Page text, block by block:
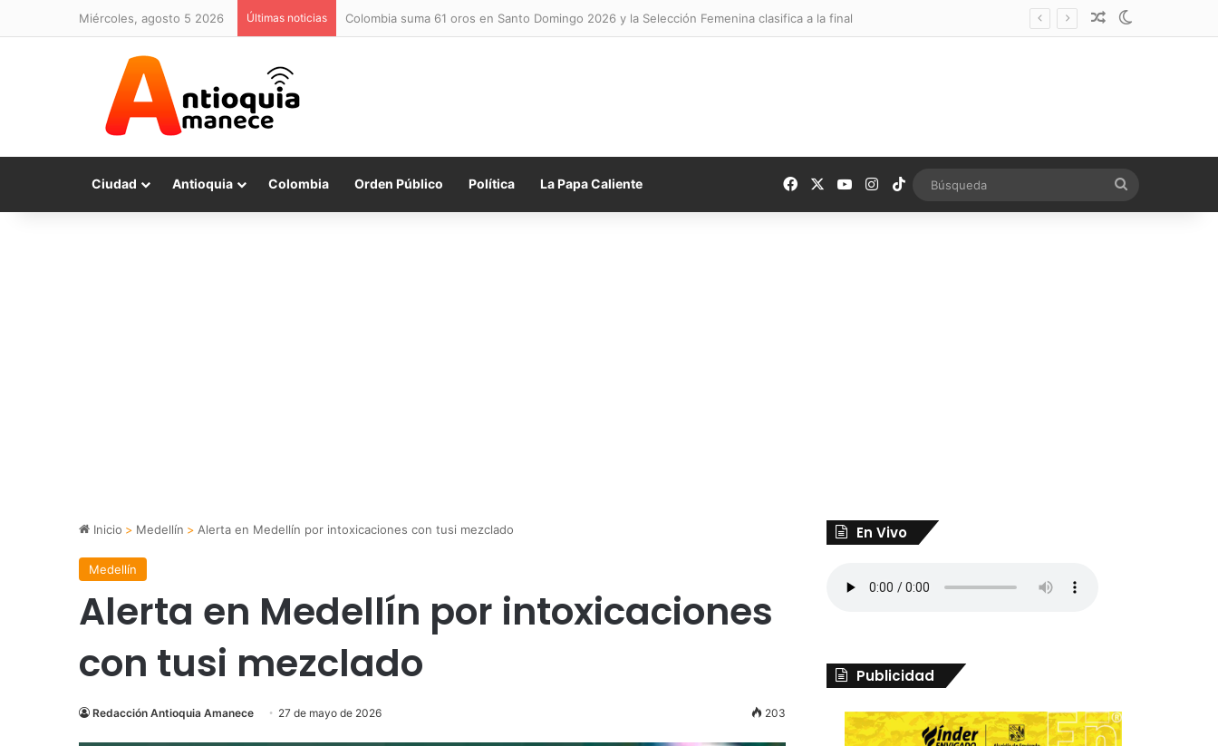
miércoles, agosto 5 2026 Últimas noticias Colombia suma 61 oros en Santo Domingo 2026 y la Selección Femenina clasifica a la final Noticia aleatoria
Ciudad Antioquia Colombia Orden Público Política La Papa Caliente FacebookYouTubeInstagram
TikTok
Inicio > Medellín > Alerta en Medellín por intoxicaciones con tusi mezclado
Medellín
Alerta en Medellín por intoxicaciones
con tusi mezclado
Redacción Antioquia Amanece 27 de mayo de 2026 203
En Vivo
Publicidad